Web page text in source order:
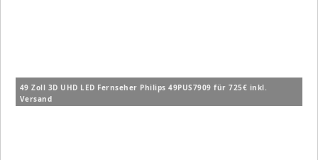
49 Zoll 3D UHD LED Fernseher Philips 49PUS7909 für 725€ inkl.
Versand